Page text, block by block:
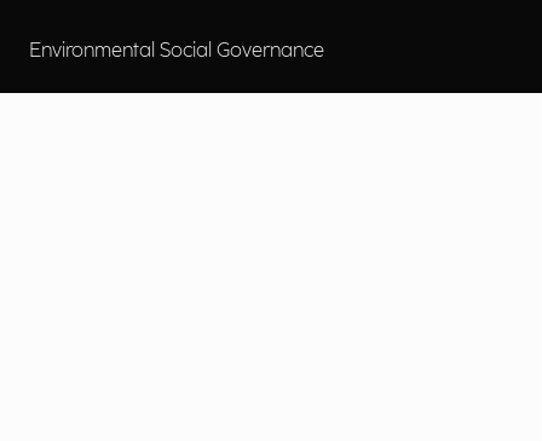
Environmental Social Governance